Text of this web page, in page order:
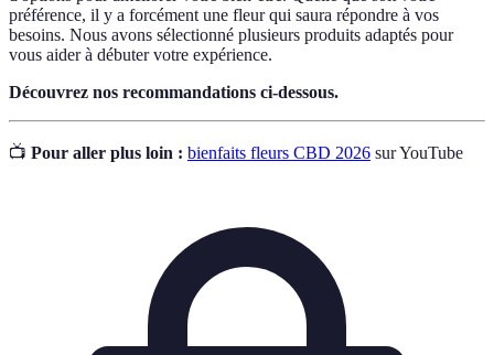
préférence, il y a forcément une fleur qui saura répondre à vos
besoins. Nous avons sélectionné plusieurs produits adaptés pour
vous aider à débuter votre expérience.
Découvrez nos recommandations ci-dessous.
📺 Pour aller plus loin : bienfaits fleurs CBD 2026 sur YouTube